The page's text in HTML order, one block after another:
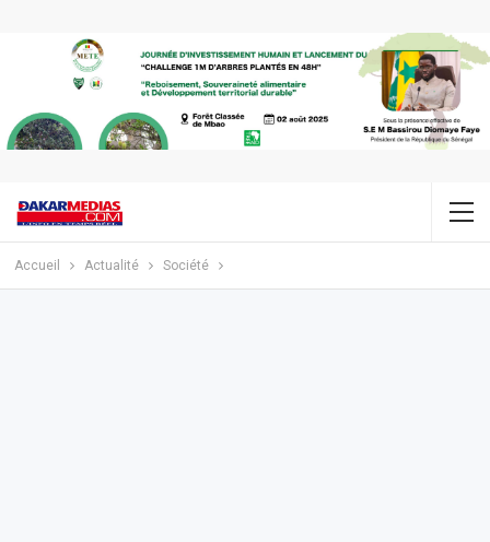
Accueil Actualité Société